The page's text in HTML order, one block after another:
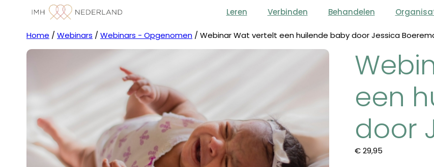
Leren Verbinden Behandelen
Home / Webinars / Webinars - Opgenomen / Webinar Wat vertelt een huilende baby door Jessica
een
door
€29,95